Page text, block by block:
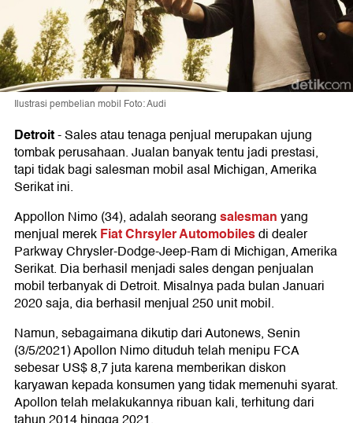
Ilustrasi pembelian mobil Foto: Audi
Detroit-Sales atau tenaga penjual merupakan ujung
tombak perusahaan. Jualan banyak tentu jadi prestasi,
tapi tidak bagi salesman mobil asal Michigan, Amerika
Serikat ini.
Appollon Nimo (34), adalah seorangsalesmanyang
menjual merekFiat Chrsyler Automobilesdi dealer
Parkway Chrysler-Dodge-Jeep-Ram di Michigan, Amerika
Serikat. Dia berhasil menjadi sales dengan penjualan
mobil terbanyak di Detroit. Misalnya pada bulan Januari
2020 saja, dia berhasil menjual 250 unit mobil.
Namun, sebagaimana dikutip dari Autonews, Senin
(3/5/2021) Apollon Nimo dituduh telah menipu FCA
sebesar US$ 8,7 juta karena memberikan diskon
karyawan kepada konsumen yang tidak memenuhi syarat.
Apollon telah melakukannya ribuan kali, terhitung dari